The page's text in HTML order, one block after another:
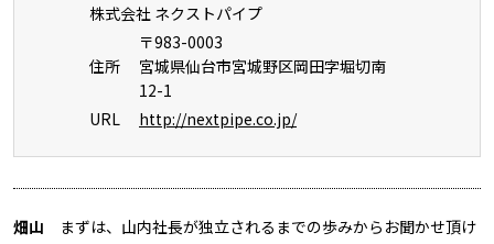
株式会社 ネクストパイプ
住所
〒983-0003
宮城県仙台市宮城野区岡田字堀切南
12-1
URL
http://nextpipe.co.jp/
畑山 まずは、山内社長が独立されるまでの歩みからお聞かせ頂け